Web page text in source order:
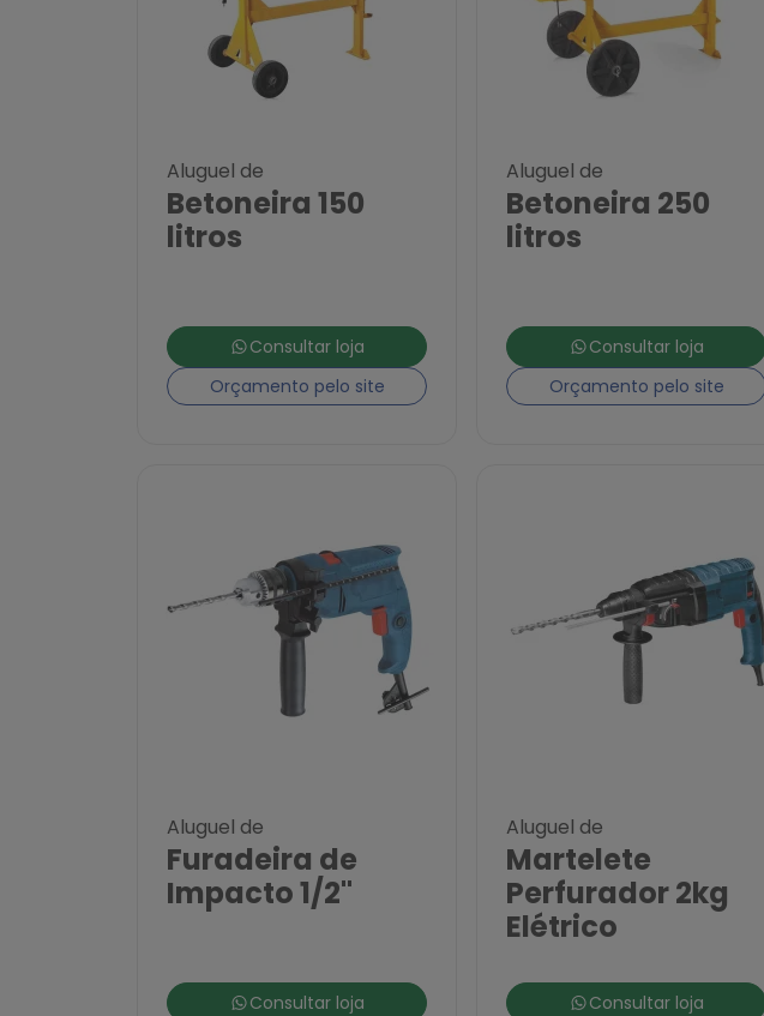
Aluguel de
Betoneira 150
litros
Consultar loja
Orçamento pelo site
Aluguel de
Betoneira 250
litros
Consultar loja
Orçamento pelo site
Aluguel de
Furadeira de
Impacto 1/2"
Consultar loja
Aluguel de
Martelete
Perfurador 2kg
Elétrico
Consultar loja